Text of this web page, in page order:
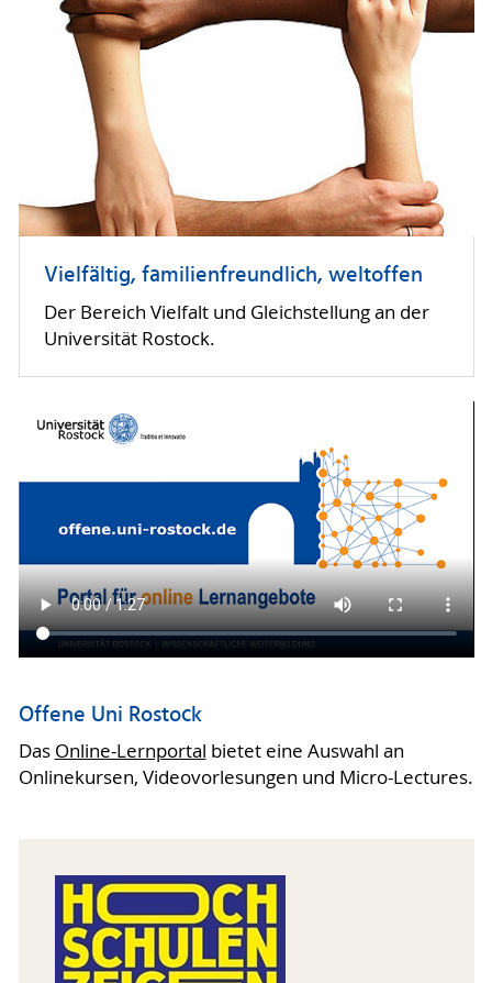
Vielfältig, familienfreundlich, weltoffen
Der Bereich Vielfalt und Gleichstellung an der
Universität Rostock.
Offene Uni Rostock
Das Online-Lernportal bietet eine Auswahl an
Onlinekursen, Videovorlesungen und Micro-Lectures.